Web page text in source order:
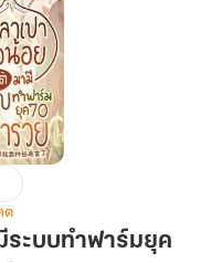
ต
ระบบทำฟาร์มยุค